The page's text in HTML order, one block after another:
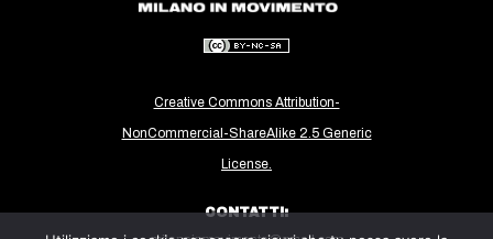
Creative Commons Attribution-
NonCommercial-ShareAlike 2.5 Generic
License.
CONTATTI: